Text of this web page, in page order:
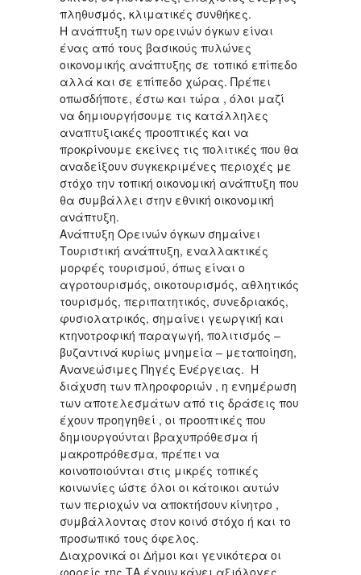
πληθυσμός, κλιματικές συνθήκες.
Η ανάπτυξη των ορεινών όγκων είναι
ένας από τους βασικούς πυλώνες
οικονομικής ανάπτυξης σε τοπικό επίπεδο
αλλά και σε επίπεδο χώρας. Πρέπει
οπωσδήποτε, έστω και τώρα , όλοι μαζί
να δημιουργήσουμε τις κατάλληλες
αναπτυξιακές προοπτικές και να
προκρίνουμε εκείνες τις πολιτικές που θα
αναδείξουν συγκεκριμένες περιοχές με
στόχο την τοπική οικονομική ανάπτυξη που
θα συμβάλλει στην εθνική οικονομική
ανάπτυξη.
Ανάπτυξη Ορεινών όγκων σημαίνει
Τουριστική ανάπτυξη, εναλλακτικές
μορφές τουρισμού, όπως είναι ο
αγροτουρισμός, οικοτουρισμός, αθλητικός
τουρισμός, περιπατητικός, συνεδριακός,
φυσιολατρικός, σημαίνει γεωργική και
κτηνοτροφική παραγωγή, πολιτισμός –
βυζαντινά κυρίως μνημεία – μεταποίηση,
Ανανεώσιμες Πηγές Ενέργειας. Η
διάχυση των πληροφοριών , η ενημέρωση
των αποτελεσμάτων από τις δράσεις που
έχουν προηγηθεί , οι προοπτικές που
δημιουργούνται βραχυπρόθεσμα ή
μακροπρόθεσμα, πρέπει να
κοινοποιούνται στις μικρές τοπικές
κοινωνίες ώστε όλοι οι κάτοικοι αυτών
των περιοχών να αποκτήσουν κίνητρο ,
συμβάλλοντας στον κοινό στόχο ή και το
προσωπικό τους όφελος.
Διαχρονικά οι Δήμοι και γενικότερα οι
φορείς της ΤΑ έχουν κάνει αξιόλογες